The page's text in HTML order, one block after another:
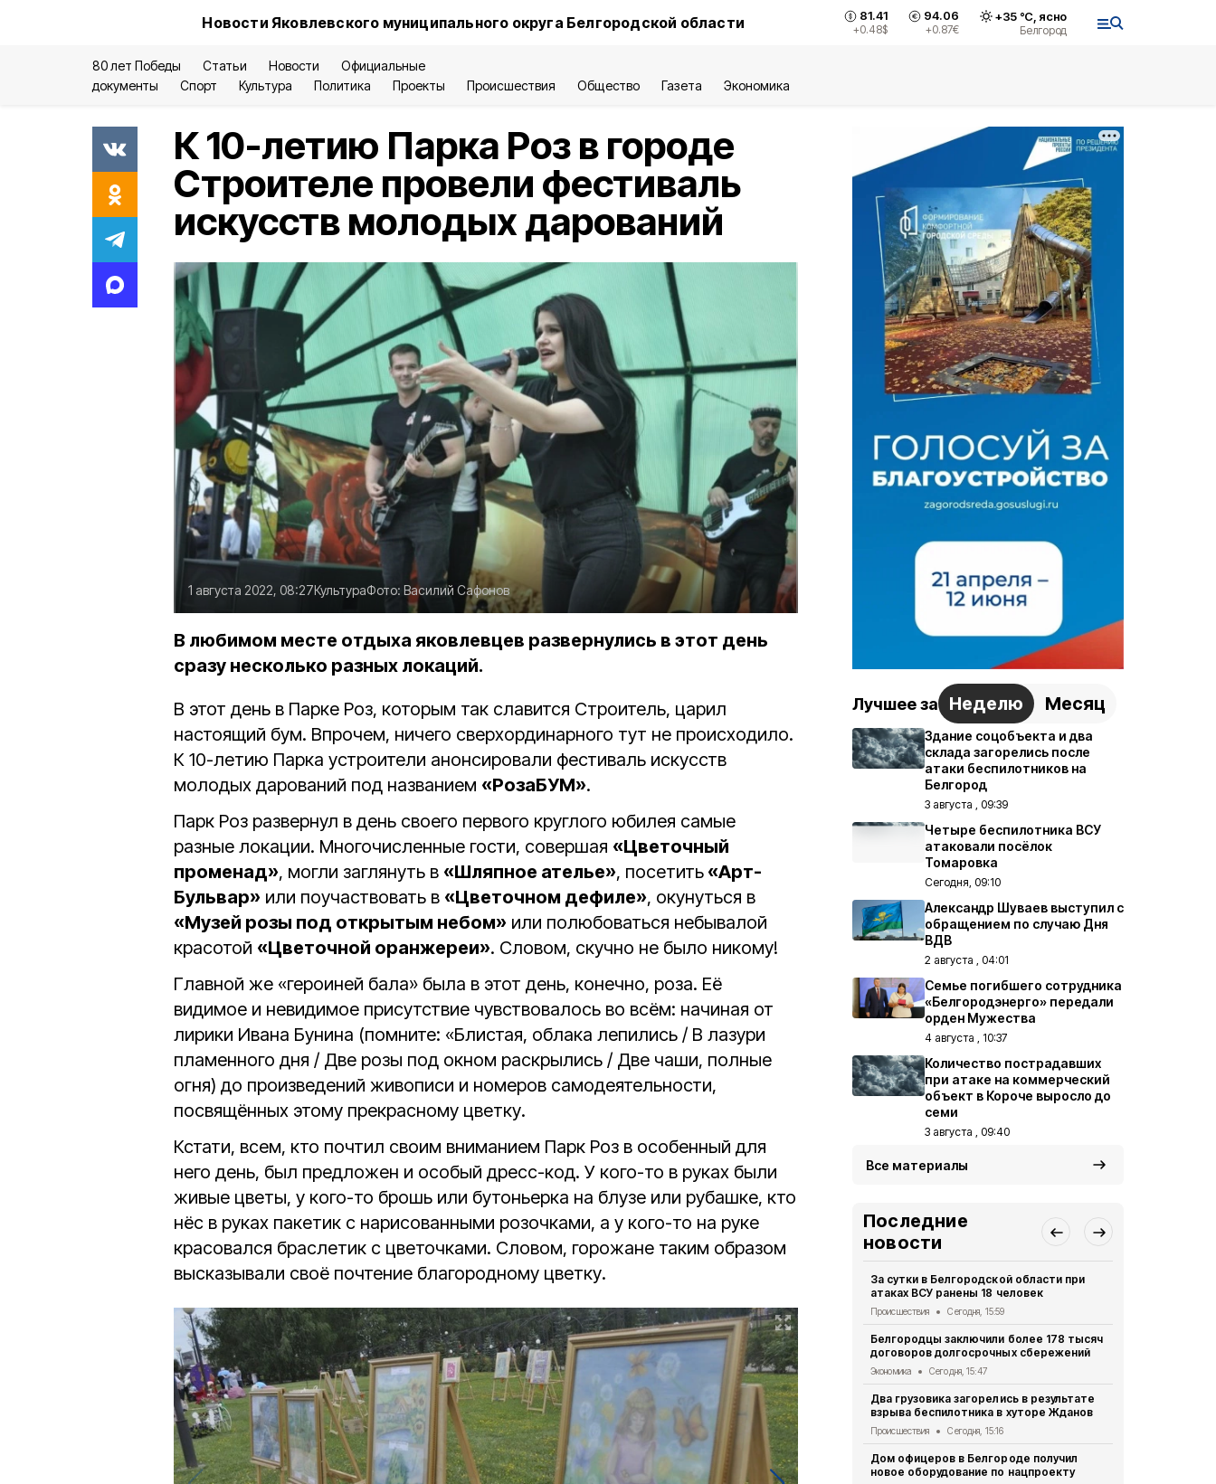
Новости Яковлевского муниципального округа Белгородской области 81.41
+0.48$
94.06
+0.87€
+35°С, ясно
Белгород
80 лет Победы Статьи Новости
Официальные
документы
Спорт Культура Политика Проекты Происшествия Общество Газета Экономика
К 10-летию Парка Роз в городе
Строителе провели фестиваль
искусств молодых дарований
1 августа 2022, 08:27КультураФото: Василий Сафонов
В любимом месте отдыха яковлевцев развернулись в этот день
сразу несколько разных локаций.
В этот день в Парке Роз, которым так славится Строитель, царил
настоящий бум. Впрочем, ничего сверхординарного тут не происходило.
К 10-летию Парка устроители анонсировали фестиваль искусств
молодых дарований под названием «РозаБУМ».
Парк Роз развернул в день своего первого круглого юбилея самые
разные локации. Многочисленные гости, совершая «Цветочный
променад», могли заглянуть в «Шляпное ателье», посетить «Арт-
Бульвар» или поучаствовать в «Цветочном дефиле», окунуться в
«Музей розы под открытым небом» или полюбоваться небывалой
красотой «Цветочной оранжереи». Словом, скучно не было никому!
Главной же «героиней бала» была в этот день, конечно, роза. Её
видимое и невидимое присутствие чувствовалось во всём: начиная от
лирики Ивана Бунина (помните: «Блистая, облака лепились / В лазури
пламенного дня / Две розы под окном раскрылись / Две чаши, полные
огня) до произведений живописи и номеров самодеятельности,
посвящённых этому прекрасному цветку.
Кстати, всем, кто почтил своим вниманием Парк Роз в особенный для
него день, был предложен и особый дресс-код. У кого-то в руках были
живые цветы, у кого-то брошь или бутоньерка на блузе или рубашке, кто
нёс в руках пакетик с нарисованными розочками, а у кого-то на руке
красовался браслетик с цветочками. Словом, горожане таким образом
высказывали своё почтение благородному цветку.
Лучшее за Неделю Месяц
Здание соцобъекта и два
склада загорелись после
атаки беспилотников на
Белгород
3 августа , 09:39
Четыре беспилотника ВСУ
атаковали посёлок
Томаровка
Сегодня, 09:10
Александр Шуваев выступил с
обращением по случаю Дня
ВДВ
2 августа , 04:01
Семье погибшего сотрудника
«Белгородэнерго» передали
орден Мужества
4 августа , 10:37
Количество пострадавших
при атаке на коммерческий
объект в Короче выросло до
семи
3 августа , 09:40
Все материалы
Последние
новости
За сутки в Белгородской области при
атаках ВСУ ранены 18 человек
Происшествия Сегодня, 15:59
Белгородцы заключили более 178 тысяч
договоров долгосрочных сбережений
Экономика Сегодня, 15:47
Два грузовика загорелись в результате
взрыва беспилотника в хуторе Жданов
Происшествия Сегодня, 15:16
Дом офицеров в Белгороде получил
новое оборудование по нацпроекту